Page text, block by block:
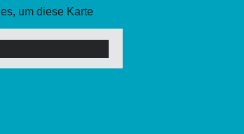
um diese Karte